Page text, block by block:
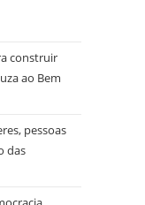
construir
ao Bem
pessoas
das